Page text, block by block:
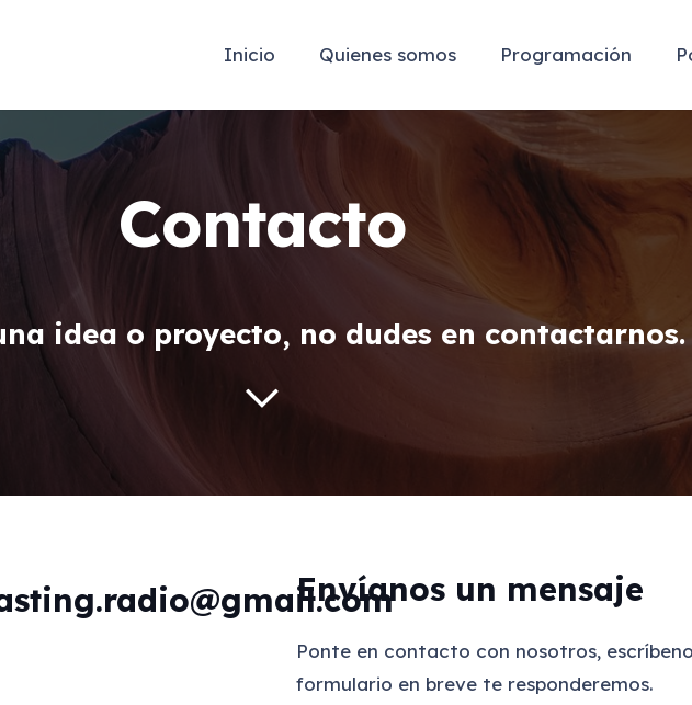
Inicio Quienes somos Programación
Contacto
idea o proyecto, no dudes en contactarnos.
Envíanos un mensaje
Ponte en contacto con nosotros,
formulario en breve te responderemos.